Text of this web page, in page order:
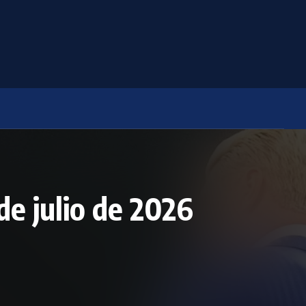
julio de 2026